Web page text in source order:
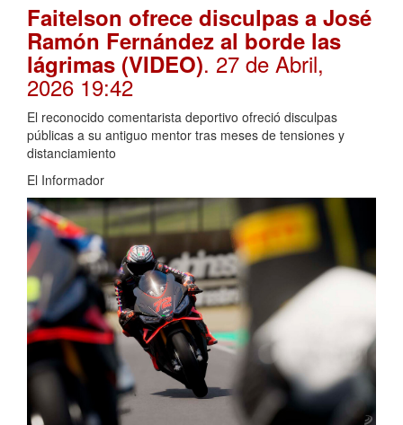
Faitelson ofrece disculpas a José
Ramón Fernández al borde las
lágrimas (VIDEO). 27 de Abril,
2026 19:42
El reconocido comentarista deportivo ofreció disculpas
públicas a su antiguo mentor tras meses de tensiones y
distanciamiento
El Informador